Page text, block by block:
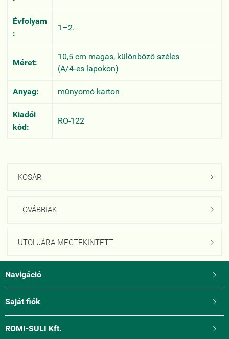
Évfolyam
:
1–2.
Méret:
10,5 cm magas, különböző széles
(A/4‑es lapokon)
Anyag: műnyomó karton
Kiadói
kód:
RO-122
KOSÁR 
TOVÁBBIAK 
UTOLJÁRA MEGTEKINTETT 
Navigáció 
Saját fiók 
ROMI-SULI Kft. 